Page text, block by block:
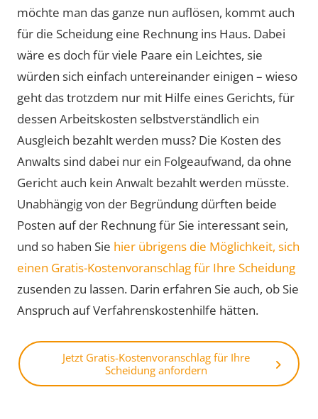
möchte man das ganze nun auflösen, kommt auch
für die Scheidung eine Rechnung ins Haus. Dabei
wäre es doch für viele Paare ein Leichtes, sie
würden sich einfach untereinander einigen – wieso
geht das trotzdem nur mit Hilfe eines Gerichts, für
dessen Arbeitskosten selbstverständlich ein
Ausgleich bezahlt werden muss? Die Kosten des
Anwalts sind dabei nur ein Folgeaufwand, da ohne
Gericht auch kein Anwalt bezahlt werden müsste.
Unabhängig von der Begründung dürften beide
Posten auf der Rechnung für Sie interessant sein,
und so haben Sie hier übrigens die Möglichkeit, sich
einen Gratis-Kostenvoranschlag für Ihre Scheidung
zusenden zu lassen. Darin erfahren Sie auch, ob Sie
Anspruch auf Verfahrenskostenhilfe hätten.
Jetzt Gratis-Kostenvoranschlag für Ihre
Scheidung anfordern